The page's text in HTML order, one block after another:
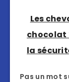
Les
chocolat
la
Pas un mot